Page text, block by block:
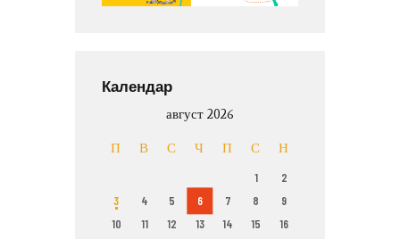
Календар
август 2026
П В С Ч П С Н
1
2
3
4 5 6 7 8
9
10
11 12 13 14 15
16